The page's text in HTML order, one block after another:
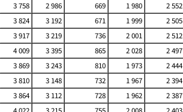
3 758 2 986 669 1 980 2 552
3 824 3 192 671 1 999 2 505
3 917 3 219 736 2 001 2 512
4 009 3 395 865 2 028 2 497
3 869 3 243 810 1 973 2 444
3 810 3 148 732 1 967 2 394
3 864 3 112 728 1 962 2 387